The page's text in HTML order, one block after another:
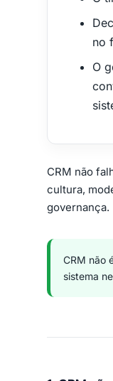
no
O
CRM não
cultura,
governança.
CRM não
sistema